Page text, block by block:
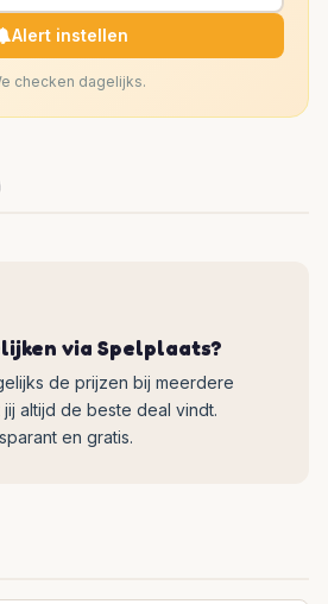
Alert instellen
checken dagelijks.
via Spelplaats?
de prijzen bij meerdere
altijd de beste deal vindt.
en gratis.